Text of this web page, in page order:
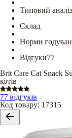
Типовий аналіз
Склад
Норми
Відгуки77
Brit Care Cat Snack
котів
77 відгуків
Код товару: 17315